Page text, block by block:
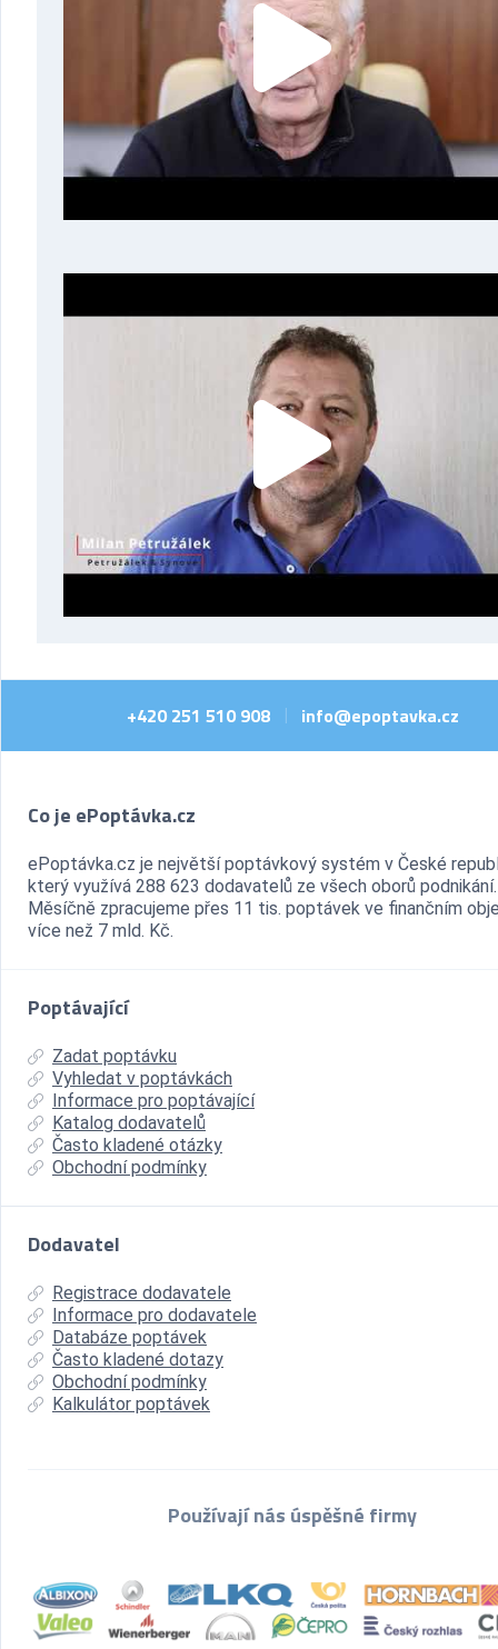
+420 251 510 908 info@epoptavka.cz
Co je ePoptávka.cz
ePoptávka.cz je největší poptávkový systém v České
který využívá 288 623 dodavatelů ze všech oborů podnikání.
Měsíčně zpracujeme přes 11 tis. poptávek ve finančním
více než 7 mld. Kč.
Poptávající
Zadat poptávku
Vyhledat v poptávkách
Informace pro poptávající
Katalog dodavatelů
Často kladené otázky
Obchodní podmínky
Dodavatel
Registrace dodavatele
Informace pro dodavatele
Databáze poptávek
Často kladené dotazy
Obchodní podmínky
Kalkulátor poptávek
Používají nás úspěšné firmy